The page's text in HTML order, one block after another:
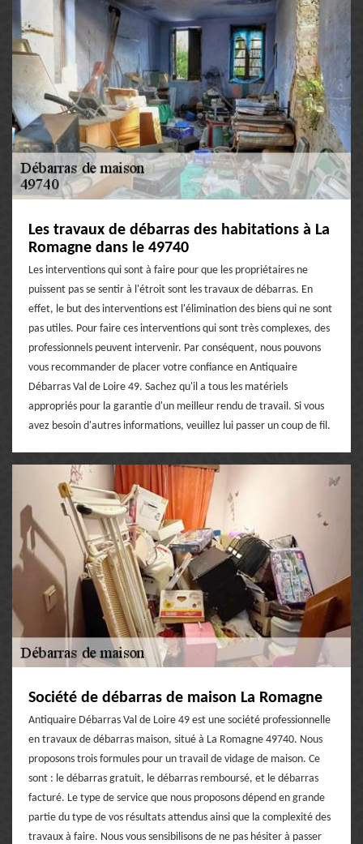
Les travaux de débarras des habitations à La
Romagne dans le 49740
Les interventions qui sont à faire pour que les propriétaires ne
puissent pas se sentir à l'étroit sont les travaux de débarras. En
effet, le but des interventions est l'élimination des biens qui ne sont
pas utiles. Pour faire ces interventions qui sont très complexes, des
professionnels peuvent intervenir. Par conséquent, nous pouvons
vous recommander de placer votre confiance en Antiquaire
Débarras Val de Loire 49. Sachez qu'il a tous les matériels
appropriés pour la garantie d'un meilleur rendu de travail. Si vous
avez besoin d'autres informations, veuillez lui passer un coup de fil.
Société de débarras de maison La Romagne
Antiquaire Débarras Val de Loire 49 est une société professionnelle
en travaux de débarras maison, situé à La Romagne 49740. Nous
proposons trois formules pour un travail de vidage de maison. Ce
sont : le débarras gratuit, le débarras remboursé, et le débarras
facturé. Le type de service que nous proposons dépend en grande
partie du type de vos résultats attendus ainsi que la complexité des
travaux à faire. Nous vous sensibilisons de ne pas hésiter à passer